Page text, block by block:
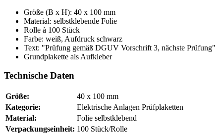
Größe (B x H): 40 x 100 mm
Material: selbstklebende Folie
Rolle à 100 Stück
Farbe: weiß, Aufdruck schwarz
Text: "Prüfung gemäß DGUV Vorschrift 3, nächste Prüfung"
Grundplakette als Aufkleber
Technische Daten
Größe:
40 x 100 mm
Kategorie:
Elektrische Anlagen Prüfplaketten
Material:
Folie selbstklebend
Verpackungseinheit: 100 Stück/Rolle